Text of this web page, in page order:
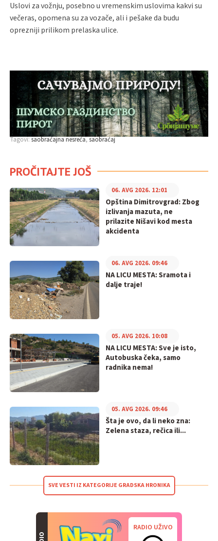
Uslovi za vožnju, posebno u vremenskim uslovima kakvi su
večeras, opomena su za vozače, ali i pešake da budu
oprezniji prilikom prelaska ulice.
Tagovi:saobraćajna nesreća saobraćaj
PROČITAJTE JOŠ
Opština Dimitrovgrad: Zbog
izlivanja mazuta, ne
prilazite Nišavi kod mesta
akcidenta
06. AVG 2026. 12:01
NA LICU MESTA: Sramota i
dalje traje!
06. AVG 2026. 09:46
NA LICU MESTA: Sve je isto,
Autobuska čeka, samo
radnika nema!
05. AVG 2026. 10:08
Šta je ovo, da li neko zna:
Zelena staza, rečica ili...
05. AVG 2026. 09:46
SVE VESTI IZ KATEGORIJE GRADSKA HRONIKA
RADIO UŽIVO